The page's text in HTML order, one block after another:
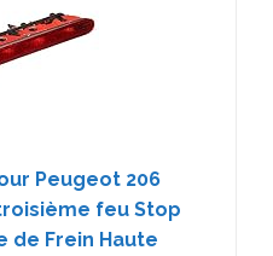
Peugeot 206
feu Stop
de Frein Haute